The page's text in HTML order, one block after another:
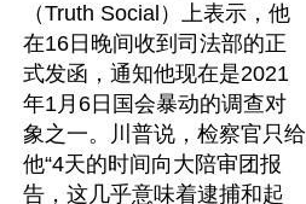
（Truth Social）上表示，他
在16日晚间收到司法部的正
式发函，通知他现在是2021
年1月6日国会暴动的调查对
象之一。川普说，检察官只给
他“4天的时间向大陪审团报
告，这几乎意味着逮捕和起